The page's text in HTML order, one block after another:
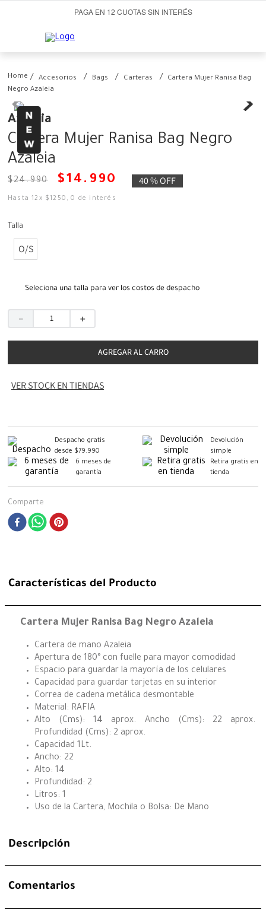
PAGA EN 12 CUOTAS SIN INTERÉS
Accesorios Bags Carteras
Cartera Mujer Ranisa Bag
Negro Azaleia
Azaleia
Cartera Mujer Ranisa Bag Negro
Azaleia
$24.990 $14 . 990 40 %OFF
Hasta12 x $1250 ,0 de interés
Talla
O/S
Seleciona una talla para ver los costos de despacho
＋
－
AGREGAR AL CARRO
VER STOCK EN TIENDAS
Despacho gratis
desde $79.990
Devolución
simple
6 meses de
garantía
Retira gratis en
tienda
Comparte
Características del Producto
Cartera Mujer Ranisa Bag Negro Azaleia
Cartera de mano Azaleia
Apertura de 180° con fuelle para mayor comodidad
Espacio para guardar la mayoría de los celulares
Capacidad para guardar tarjetas en su interior
Correa de cadena metálica desmontable
Material: RAFIA
Alto (Cms): 14 aprox. Ancho (Cms): 22 aprox.
Profundidad (Cms): 2 aprox.
Capacidad 1Lt.
Ancho: 22
Alto: 14
Profundidad: 2
Litros: 1
Uso de la Cartera, Mochila o Bolsa: De Mano
Descripción
Comentarios